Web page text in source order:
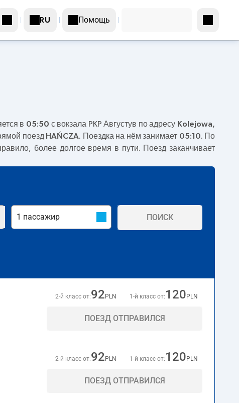
RU Помощь
в 05:50 с вокзала PKP Августув по адресу Kolejowa,
поезд HAŃCZA. Поездка на нём занимает 05:10. По
более долгое время в пути. Поезд заканчивает
ПОИСК
2-й класс от:92 PLN 1-й класс от: 120 PLN
ПОЕЗД ОТПРАВИЛСЯ
2-й класс от:92 PLN 1-й класс от: 120 PLN
ПОЕЗД ОТПРАВИЛСЯ